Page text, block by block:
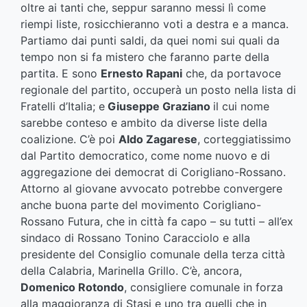
oltre ai tanti che, seppur saranno messi lì come
riempi liste, rosicchieranno voti a destra e a manca.
Partiamo dai punti saldi, da quei nomi sui quali da
tempo non si fa mistero che faranno parte della
partita. E sono Ernesto Rapani che, da portavoce
regionale del partito, occuperà un posto nella lista di
Fratelli d’Italia; e Giuseppe Graziano il cui nome
sarebbe conteso e ambito da diverse liste della
coalizione. C’è poi Aldo Zagarese, corteggiatissimo
dal Partito democratico, come nome nuovo e di
aggregazione dei democrat di Corigliano-Rossano.
Attorno al giovane avvocato potrebbe convergere
anche buona parte del movimento Corigliano-
Rossano Futura, che in città fa capo – su tutti – all’ex
sindaco di Rossano Tonino Caracciolo e alla
presidente del Consiglio comunale della terza città
della Calabria, Marinella Grillo. C’è, ancora,
Domenico Rotondo, consigliere comunale in forza
alla maggioranza di Stasi e uno tra quelli che in